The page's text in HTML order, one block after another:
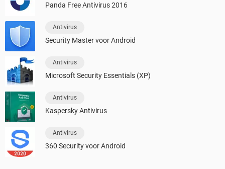
Panda Free Antivirus 2016
Antivirus
Security Master voor Android
Antivirus
Microsoft Security Essentials (XP)
Antivirus
Kaspersky Antivirus
Antivirus
360 Security voor Android